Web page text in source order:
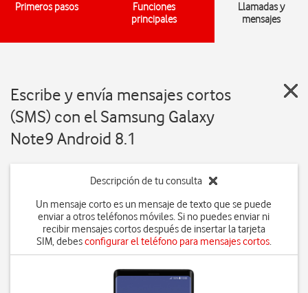
Primeros pasos
Funciones
principales
Llamadas y
mensajes
Escribe y envía mensajes cortos
(SMS) con el Samsung Galaxy
Note9 Android 8.1
Descripción de tu consulta
Un mensaje corto es un mensaje de texto que se puede
enviar a otros teléfonos móviles. Si no puedes enviar ni
recibir mensajes cortos después de insertar la tarjeta
SIM, debesconfigurar el teléfono para mensajes cortos.